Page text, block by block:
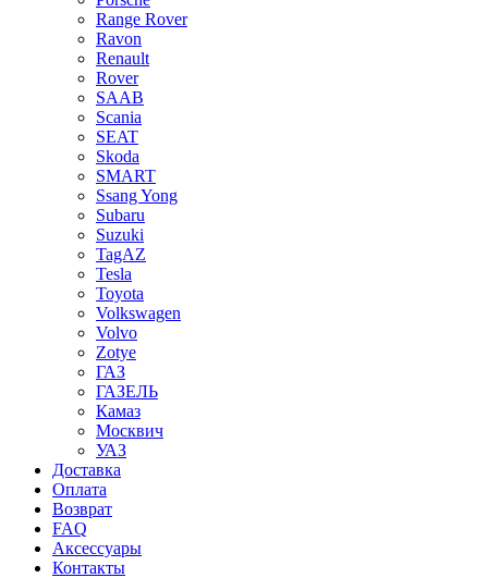
Range Rover
Ravon
Renault
Rover
SAAB
Scania
SEAT
Skoda
SMART
Ssang Yong
Subaru
Suzuki
TagAZ
Tesla
Toyota
Volkswagen
Volvo
Zotye
ГАЗ
ГАЗЕЛЬ
Камаз
Москвич
УАЗ
Доставка
Оплата
Возврат
FAQ
Аксессуары
Контакты